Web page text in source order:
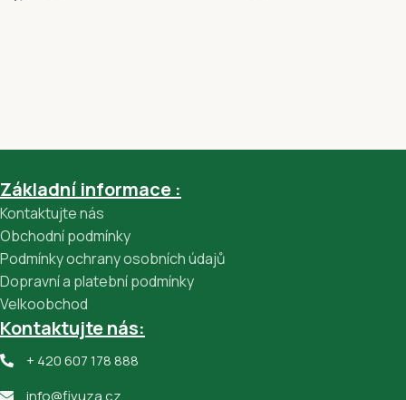
Základní informace :
Kontaktujte nás
Obchodní podmínky
Podmínky ochrany osobních údajů
Dopravní a platební podmínky
Velkoobchod
Kontaktujte nás:
+ 420 607 178 888
info@fivuza.cz